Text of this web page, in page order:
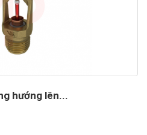
hướng lên...